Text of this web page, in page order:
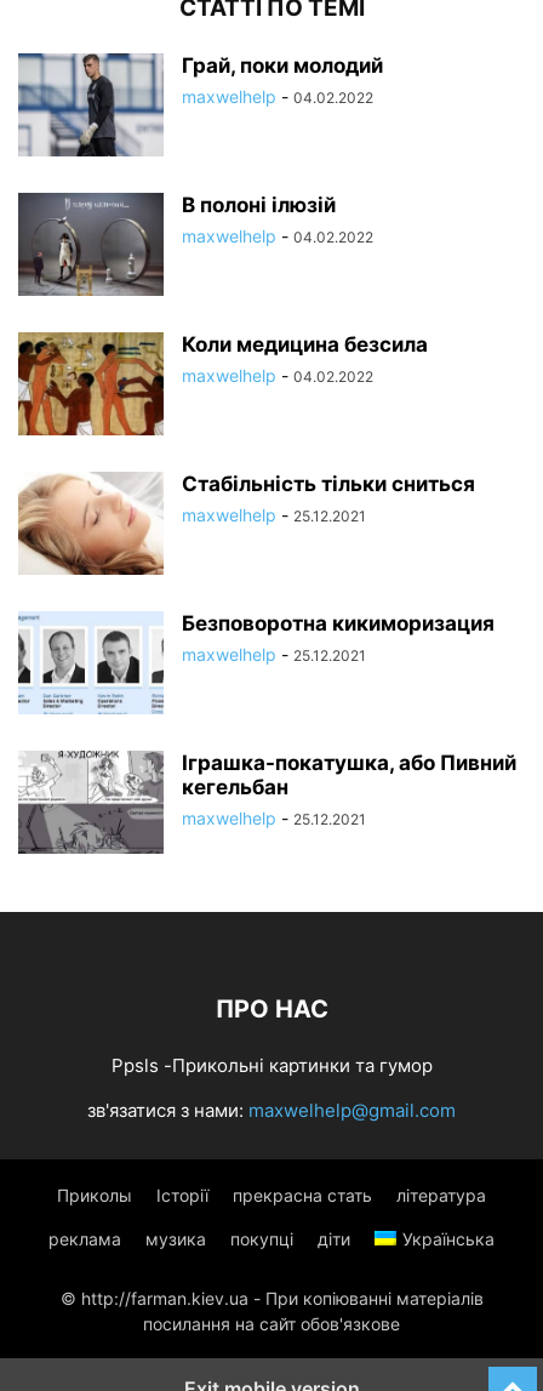
СТАТТІ ПО ТЕМІ
Грай, поки молодий
maxwelhelp - 04.02.2022
В полоні ілюзій
maxwelhelp - 04.02.2022
Коли медицина безсила
maxwelhelp - 04.02.2022
Стабільність тільки сниться
maxwelhelp - 25.12.2021
Безповоротна кикиморизация
maxwelhelp - 25.12.2021
Іграшка-покатушка, або Пивний
кегельбан
maxwelhelp - 25.12.2021
ПРО НАС
Ppsls -Прикольні картинки та гумор
зв'язатися з нами: maxwelhelp@gmail.com
Приколы Історії прекрасна стать література
реклама музика покупці діти Українська
© http://farman.kiev.ua - При копіюванні матеріалів
посилання на сайт обов'язкове